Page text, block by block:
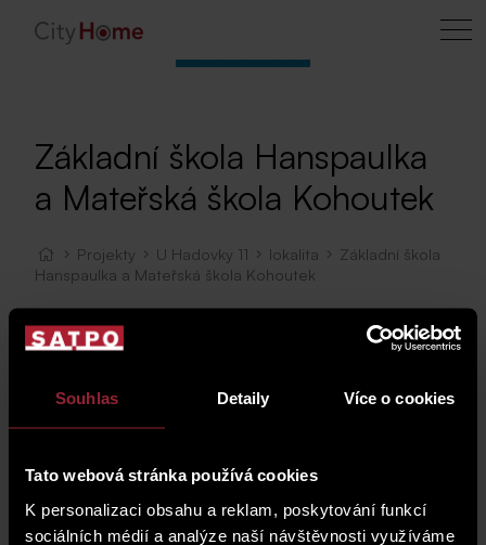
Souhlas Detaily Více o cookies
Tato webová stránka používá cookies
K personalizaci obsahu a reklam, poskytování funkcí
sociálních médií a analýze naší návštěvnosti využíváme
Základní škola Hanspaulka
a Mateřská škola Kohoutek
Projekty U Hadovky 11 lokalita
Základní škola
Hanspaulka a Mateřská škola Kohoutek
Mapa